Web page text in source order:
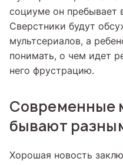
социуме он пребывает
Сверстники будут
мультсериалов, а
понимать, о чем идет
него фрустрацию.
Современные
бывают
Хорошая новость